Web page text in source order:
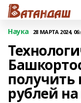
Наука 28 МАРТА 2024,
получить
рублей